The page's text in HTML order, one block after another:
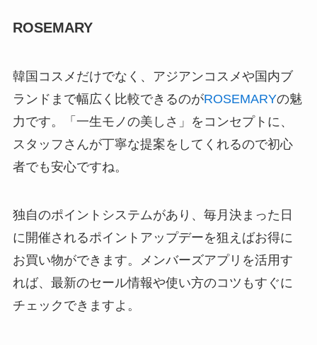
ROSEMARY
韓国コスメだけでなく、アジアンコスメや国内ブ
ランドまで幅広く比較できるのがROSEMARYの魅
力です。「一生モノの美しさ」をコンセプトに、
スタッフさんが丁寧な提案をしてくれるので初心
者でも安心ですね。
独自のポイントシステムがあり、毎月決まった日
に開催されるポイントアップデーを狙えばお得に
お買い物ができます。メンバーズアプリを活用す
れば、最新のセール情報や使い方のコツもすぐに
チェックできますよ。